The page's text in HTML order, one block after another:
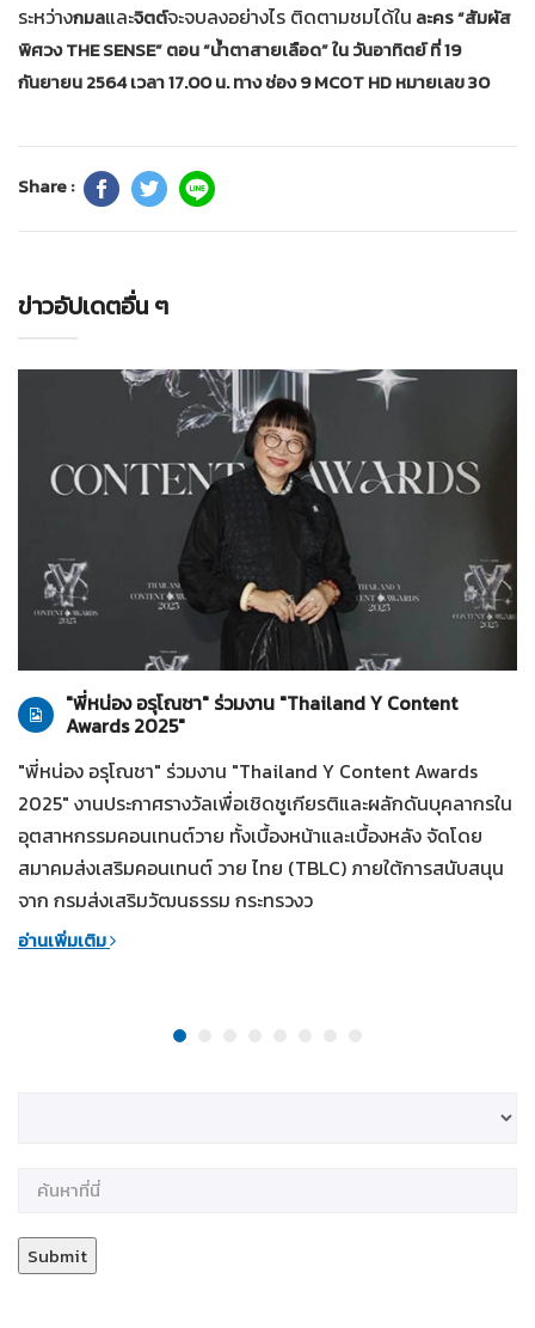
ระหว่างกมลและจิตต์จะจบลงอย่างไร ติดตามชมได้ใน ละคร “สัมผัส
พิศวง THE SENSE” ตอน “น้ำตาสายเลือด” ใน วันอาทิตย์ ที่ 19
กันยายน 2564 เวลา 17.00 น. ทาง ช่อง 9 MCOT HD หมายเลข 30
Share :
ข่าวอัปเดตอื่น ๆ
28-07-2569
"พี่หน่อง อรุโณชา" ร่วมงาน "Thailand Y Content
Awards 2025"
"พี่หน่อง อรุโณชา" ร่วมงาน "Thailand Y Content Awards
2025" งานประกาศรางวัลเพื่อเชิดชูเกียรติและผลักดันบุคลากรใน
อุตสาหกรรมคอนเทนต์วาย ทั้งเบื้องหน้าและเบื้องหลัง จัดโดย
สมาคมส่งเสริมคอนเทนต์ วาย ไทย (TBLC) ภายใต้การสนับสนุน
จาก กรมส่งเสริมวัฒนธรรม กระทรวงว
อ่านเพิ่มเติม